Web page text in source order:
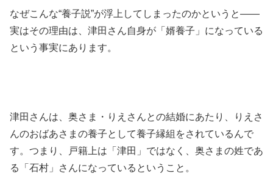
なぜこんな“養子説”が浮上してしまったのかというと――
実はその理由は、 津田さん自身が「婿養子」になっている
という事実にあります。
津田さんは、奥さま・りえさんとの結婚にあたり、
りえさ
んのおばあさまの養子として養子縁組をされている んで
す。つまり、戸籍上は「津田」ではなく、奥さまの姓であ
る「石村」さんになっているということ。